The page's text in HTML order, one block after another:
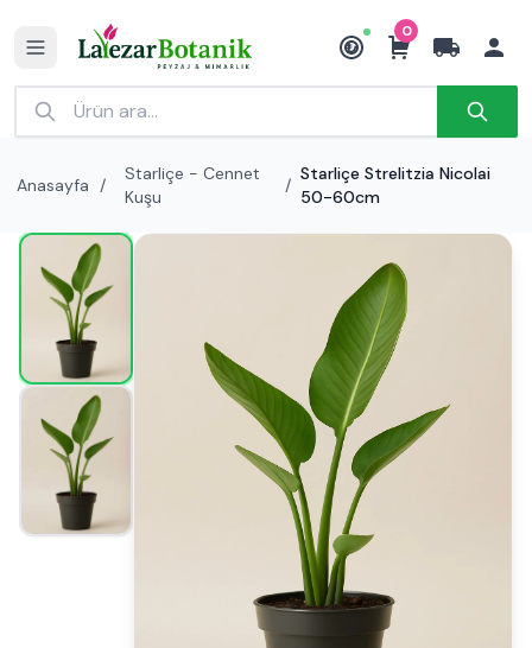
₺
0
Anasayfa /
Starliçe - Cennet
Kuşu
/
Starliçe Strelitzia Nicolai
50-60cm